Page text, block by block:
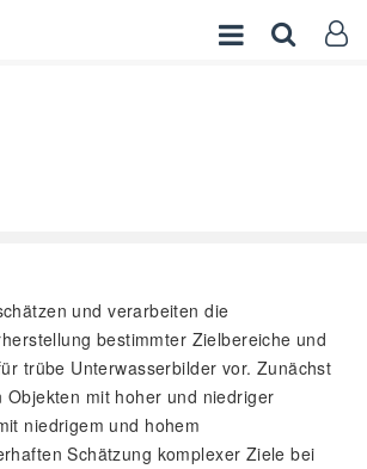
und verarbeiten die
bestimmter Zielbereiche und
trübe Unterwasserbilder vor. Zunächst
mit hoher und niedriger
niedrigem und hohem
Schätzung komplexer Ziele bei